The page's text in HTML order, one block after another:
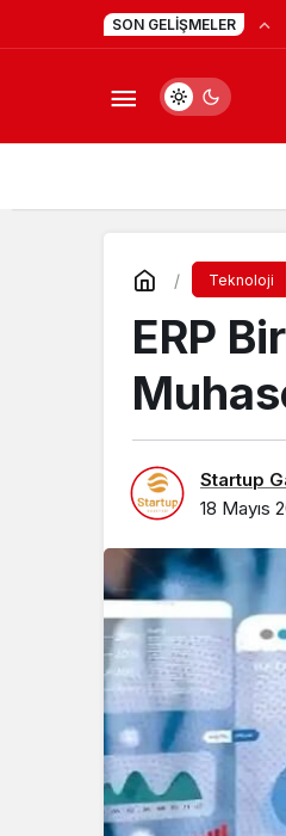
SON GELIŞMELER
Teknoloji
ERP
Startup
18 Mayıs